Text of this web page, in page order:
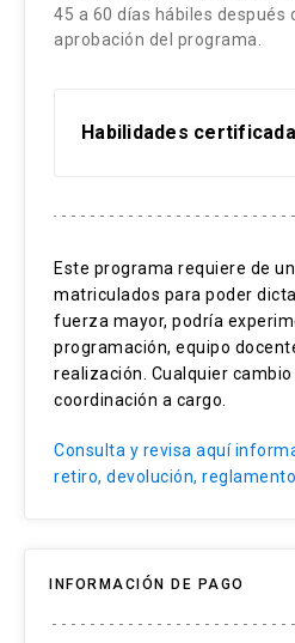
45 a 60 días hábiles después
aprobación del programa.
Habilidades
Agricultura digital
Robótica agrícola
Optimización de
Sistemas autónomos
agropecuario
Software SIG y
Este programa requiere de
matriculados para poder
fuerza mayor, podría
programación, equipo
realización. Cualquier
coordinación a cargo.
Consulta y revisa aquí
retiro, devolución, reglamento
INFORMACIÓN DE PAGO